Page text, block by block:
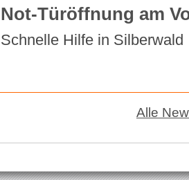
Not-Türöffnung am
Schnelle Hilfe in Silberwald
Alle